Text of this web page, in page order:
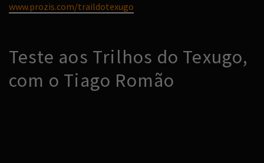
www.prozis.com/traildotexugo
Teste aos Trilhos do Texugo,
com o Tiago Romão